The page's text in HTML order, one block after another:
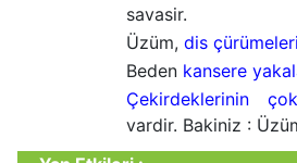
savasir.
Üzüm, dis
Beden kansere
Çekirdeklerinin
vardir. Bakiniz :